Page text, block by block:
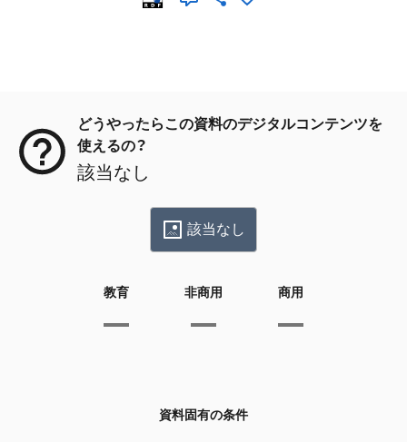
どうやったらこの資料のデジタルコンテンツを
使えるの？
該当なし
該当なし
教育 非商用 商用
資料固有の条件